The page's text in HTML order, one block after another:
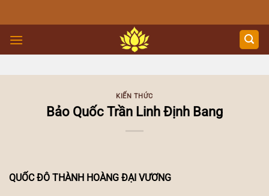
to
content
KIẾN THỨC
Bảo Quốc Trần Linh Định Bang
QUỐC ĐÔ THÀNH HOÀNG ĐẠI VƯƠNG